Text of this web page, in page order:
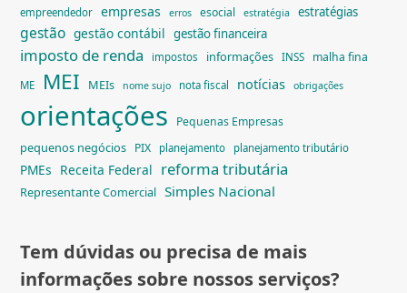
empreendedor empresas erros esocial estratégia estratégias
gestão gestão contábil gestão financeira
imposto de renda impostos informações INSS malha fina
ME MEI MEIs nome sujo nota fiscal notícias obrigações
orientações Pequenas Empresas
pequenos negócios PIX planejamento planejamento tributário
PMEs Receita Federal reforma tributária
Representante Comercial Simples Nacional
Tem dúvidas ou precisa de mais
informações sobre nossos serviços?